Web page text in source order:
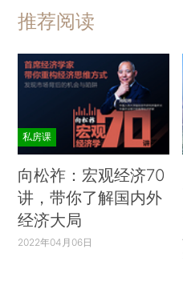
推荐阅读
私房课
向松祚：宏观经济70
讲，带你了解国内外
经济大局
2022年04月06日